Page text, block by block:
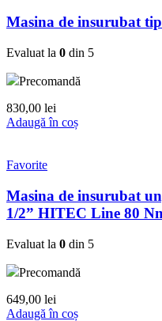
Masina de insurubat
Evaluat la 0 din 5
Precomandă
830,00 lei
Adaugă în coș
Favorite
Masina de insurubat
1/2” HITEC Line 80
Evaluat la 0 din 5
Precomandă
649,00 lei
Adaugă în coș